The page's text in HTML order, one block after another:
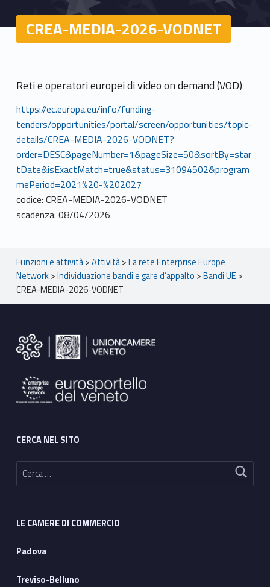
CREA-MEDIA-2026-VODNET
Reti e operatori europei di video on demand (VOD)
https://ec.europa.eu/info/funding-
tenders/opportunities/portal/screen/opportunities/topic-
details/CREA-MEDIA-2026-VODNET?
order=DESC&pageNumber=1&pageSize=50&sortBy=star
tDate&isExactMatch=true&status=31094502&program
mePeriod=2021%20-%202027
codice: CREA-MEDIA-2026-VODNET
scadenza: 08/04/2026
Breadcrumbs navigation
Funzioni e attività>Attività>La rete Enterprise Europe
Network>Individuazione bandi e gare d’appalto >Bandi UE >
CREA-MEDIA-2026-VODNET
CERCA NEL SITO
Ricerca per:
LE CAMERE DI COMMERCIO
Padova
Treviso-Belluno